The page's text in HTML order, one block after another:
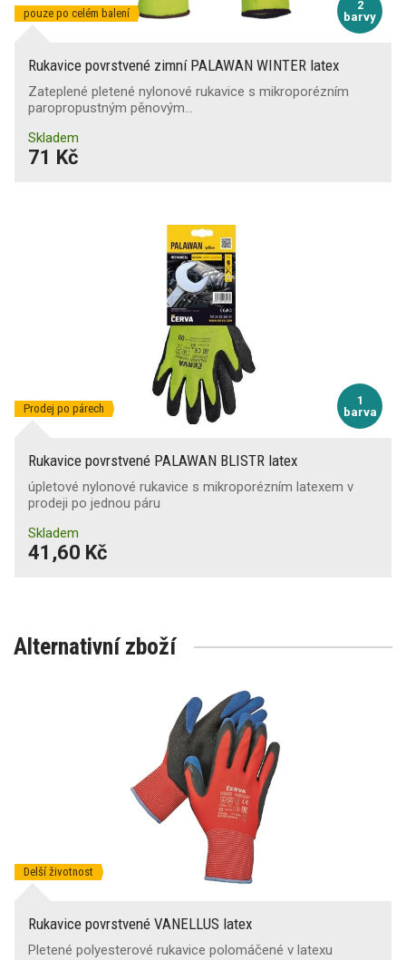
2
barvy
pouze po celém balení
Rukavice povrstvené zimní PALAWAN WINTER latex
Zateplené pletené nylonové rukavice s mikroporézním
paropropustným pěnovým…
Skladem
71 Kč
1
barva
Prodej po párech
Rukavice povrstvené PALAWAN BLISTR latex
úpletové nylonové rukavice s mikroporézním latexem v
prodeji po jednou páru
Skladem
41,60 Kč
Alternativní zboží
Delší životnost
Rukavice povrstvené VANELLUS latex
Pletené polyesterové rukavice polomáčené v latexu